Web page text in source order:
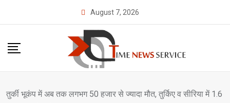
August 7, 2026
तुर्की भूकंप में अब तक लगभग 50 हजार से ज्यादा मौत, तुर्किए व सीरिया में 1.6